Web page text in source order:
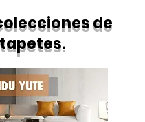
de
tapetes.